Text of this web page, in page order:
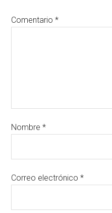
Comentario*
Nombre*
Correo electrónico*